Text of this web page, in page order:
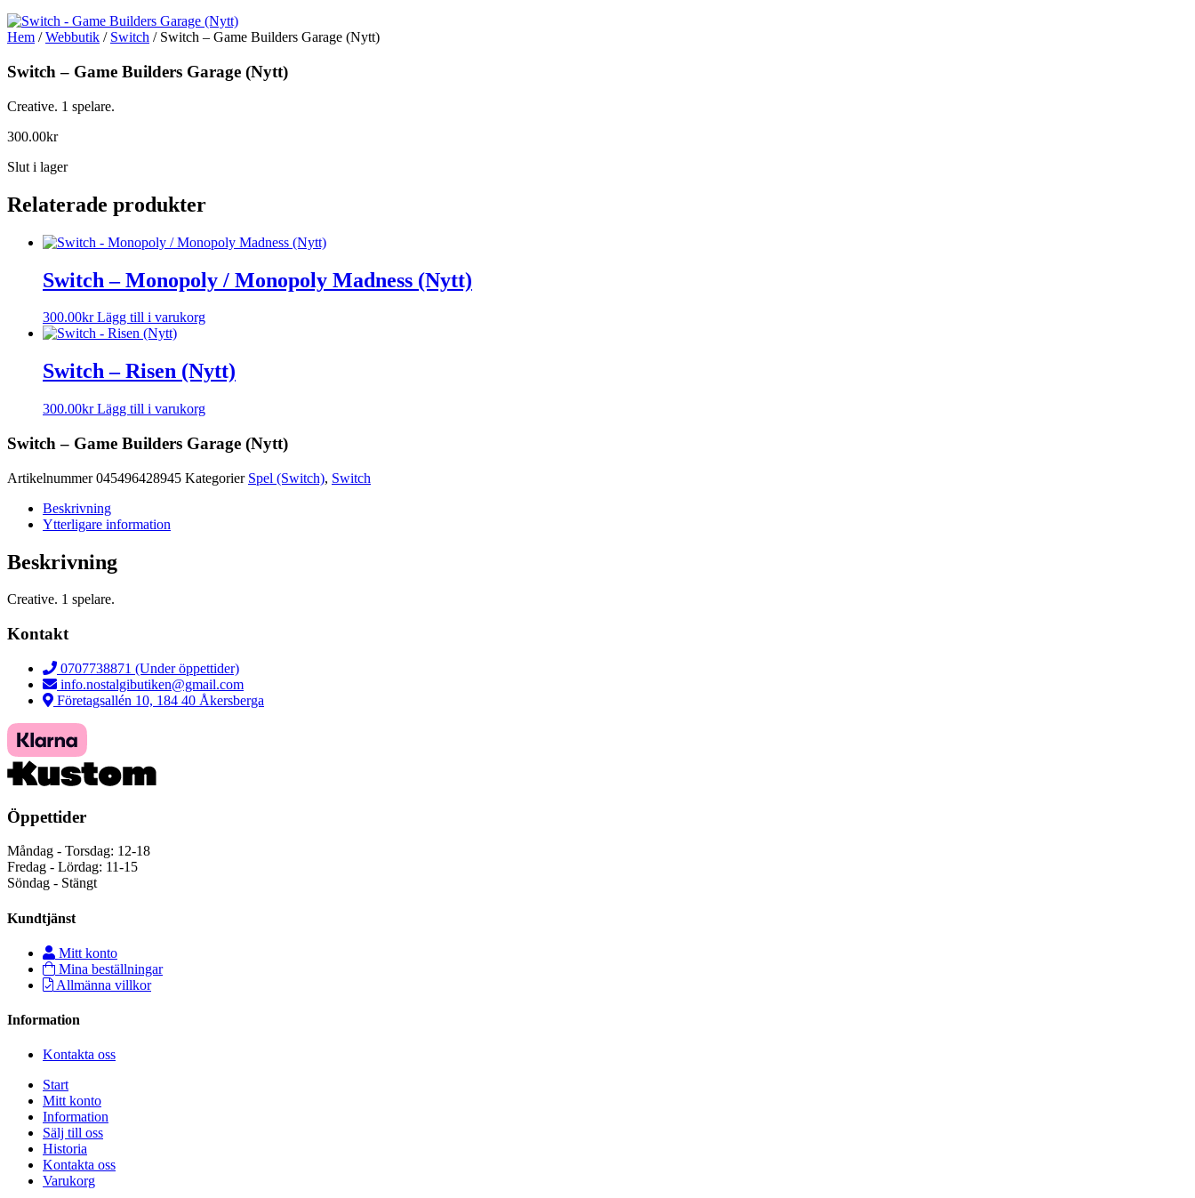
Hem /Webbutik / Switch / Switch – Game Builders Garage (Nytt)
Switch – Game Builders Garage (Nytt)
Creative. 1 spelare.
300.00kr
Slut i lager
Relaterade produkter
Switch – Monopoly / Monopoly Madness (Nytt)
300.00kr Lägg till i varukorg
Switch – Risen (Nytt)
300.00kr Lägg till i varukorg
Switch – Game Builders Garage (Nytt)
Artikelnummer045496428945 Kategorier Spel (Switch), Switch
Beskrivning
Ytterligare information
Beskrivning
Creative. 1 spelare.
Kontakt
0707738871 (Under öppettider)
info.nostalgibutiken@gmail.com
Företagsallén 10, 184 40 Åkersberga
Öppettider
Måndag - Torsdag: 12-18
Fredag - Lördag: 11-15
Söndag - Stängt
Kundtjänst
Mitt konto
Mina beställningar
Allmänna villkor
Information
Kontakta oss
Start
Mitt konto
Information
Sälj till oss
Historia
Kontakta oss
Varukorg